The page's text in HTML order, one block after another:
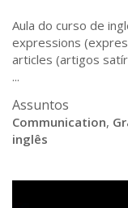
Aula do curso de
expressions
articles (artigos
...
Assuntos
Communication,
inglês